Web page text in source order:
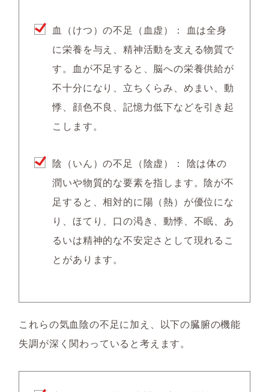
血（けつ）の不足（血虚）：
血は全身
に栄養を与え、精神活動を支える物質で
す。血が不足すると、脳への栄養供給が
不十分になり、立ちくらみ、めまい、動
悸、顔色不良、記憶力低下などを引き起
こします。
陰（いん）の不足（陰虚）： 陰は体の
潤いや物質的な要素を指します。陰が不
足すると、相対的に陽（熱）が優位にな
り、ほてり、口の渇き、動悸、不眠、あ
るいは精神的な不安定さとして現れるこ
とがあります。
これらの気血陰の不足に加え、以下の臓腑の機能
失調が深く関わっていると考えます。